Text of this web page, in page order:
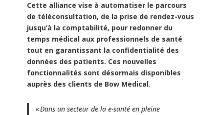
Cette alliance vise à automatiser le parcours
de téléconsultation, de la prise de rendez-vous
jusqu’à la comptabilité, pour redonner du
temps médical aux professionnels de santé
tout en garantissant la confidentialité des
données des patients. Ces nouvelles
fonctionnalités sont désormais disponibles
auprès des clients de Bow Medical.
«Dans un secteur de la e-santé en pleine